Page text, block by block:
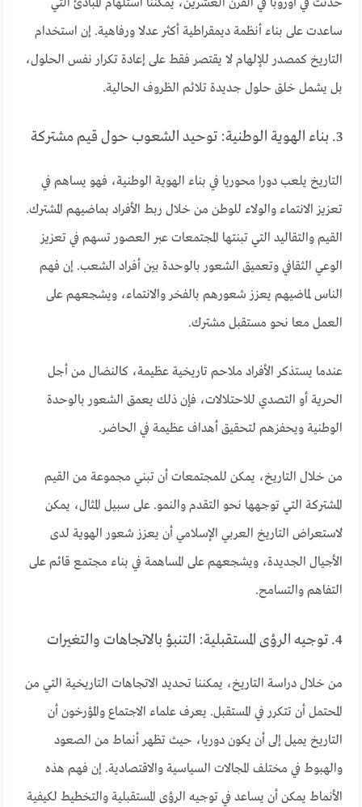
حدثت في أوروبا في القرن العشرين، يمكننا استلهام المبادئ التي
ساعدت على بناء أنظمة ديمقراطية أكثر عدلا ورفاهية. إن استخدام
التاريخ كمصدر للإلهام لا يقتصر فقط على إعادة تكرار نفس الحلول،
بل يشمل خلق حلول جديدة تلائم الظروف الحالية.
3. بناء الهوية الوطنية: توحيد الشعوب حول قيم مشتركة
التاريخ يلعب دورا محوريا في بناء الهوية الوطنية، فهو يساهم في
تعزيز الانتماء والولاء للوطن من خلال ربط الأفراد بماضيهم المشترك.
القيم والتقاليد التي تبنتها المجتمعات عبر العصور تسهم في تعزيز
الوعي الثقافي وتعميق الشعور بالوحدة بين أفراد الشعب. إن فهم
الناس لماضيهم يعزز شعورهم بالفخر والانتماء، ويشجعهم على
العمل معا نحو مستقبل مشترك.
عندما يستذكر الأفراد ملاحم تاريخية عظيمة، كالنضال من أجل
الحرية أو التصدي للاحتلالات، فإن ذلك يعمق الشعور بالوحدة
الوطنية ويحفزهم لتحقيق أهداف عظيمة في الحاضر.
من خلال التاريخ، يمكن للمجتمعات أن تبني مجموعة من القيم
المشتركة التي توجهها نحو التقدم والنمو. على سبيل المثال، يمكن
لاستعراض التاريخ العربي الإسلامي أن يعزز شعور الهوية لدى
الأجيال الجديدة، ويشجعهم على المساهمة في بناء مجتمع قائم على
التفاهم والتسامح.
4. توجيه الرؤى المستقبلية: التنبؤ بالاتجاهات والتغيرات
من خلال دراسة التاريخ، يمكننا تحديد الاتجاهات التاريخية التي من
المحتمل أن تتكرر في المستقبل. يعرف علماء الاجتماع والمؤرخون أن
التاريخ يميل إلى أن يكون دوريا، حيث تظهر أنماط من الصعود
والهبوط في مختلف المجالات السياسية والاقتصادية. إن فهم هذه
الأنماط يمكن أن يساعد في توجيه الرؤى المستقبلية والتخطيط لكيفية